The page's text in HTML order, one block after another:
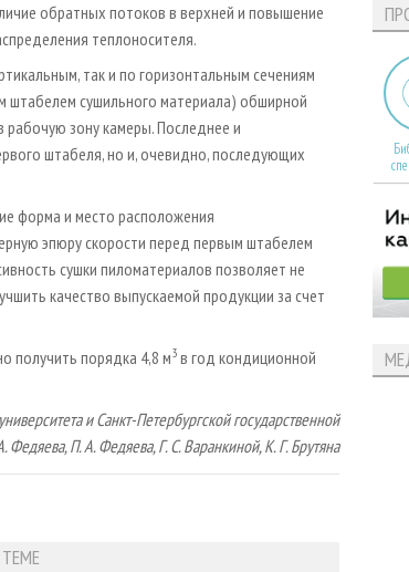
обратных потоков в верхней и повышение
теплоносителя.
так и по горизонтальным сечениям
штабелем сушильного материала) обширной
зону камеры. Последнее и
штабеля, но и, очевидно, последующих
форма и место расположения
эпюру скорости перед первым штабелем
сушки пиломатериалов позволяет не
качество выпускаемой продукции за счет
получить порядка 4,8 м3 в год кондиционной
и Санкт-Петербургской государственной
П. А. Федяева, Г. С. Варанкиной, К. Г. Брутяна